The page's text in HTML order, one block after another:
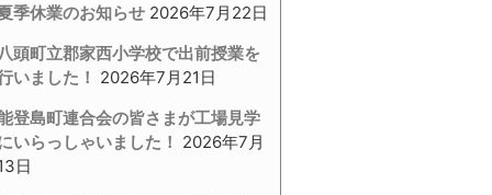
季休業のお知らせ 2026年7月22日
頭町立郡家西小学校で出前授業を
いました！ 2026年7月21日
登島町連合会の皆さまが工場見学
いらっしゃいました！ 2026年7月
日